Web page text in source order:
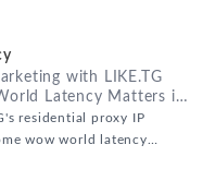
with LIKE.TG
Latency Matters in
residential proxy IP
wow world latency